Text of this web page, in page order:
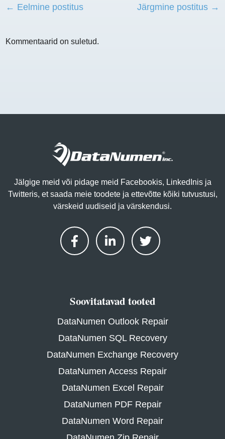
← Eelmine postitus Järgmine postitus →
Kommentaarid on suletud.
Jälgige meid või pidage meid Facebookis, LinkedInis ja
Twitteris, et saada meie toodete ja ettevõtte kõiki tutvustusi,
värskeid uudiseid ja värskendusi.
Soovitatavad tooted
DataNumen Outlook Repair
DataNumen SQL Recovery
DataNumen Exchange Recovery
DataNumen Access Repair
DataNumen Excel Repair
DataNumen PDF Repair
DataNumen Word Repair